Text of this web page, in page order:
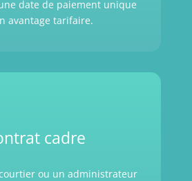
date de paiement unique
avantage tarifaire.
cadre
ou un administrateur